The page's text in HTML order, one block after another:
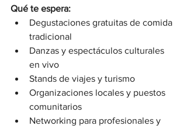
Qué te espera:
Degustaciones gratuitas de comida
tradicional
Danzas y espectáculos culturales
en vivo
Stands de viajes y turismo
Organizaciones locales y puestos
comunitarios
Networking para profesionales y